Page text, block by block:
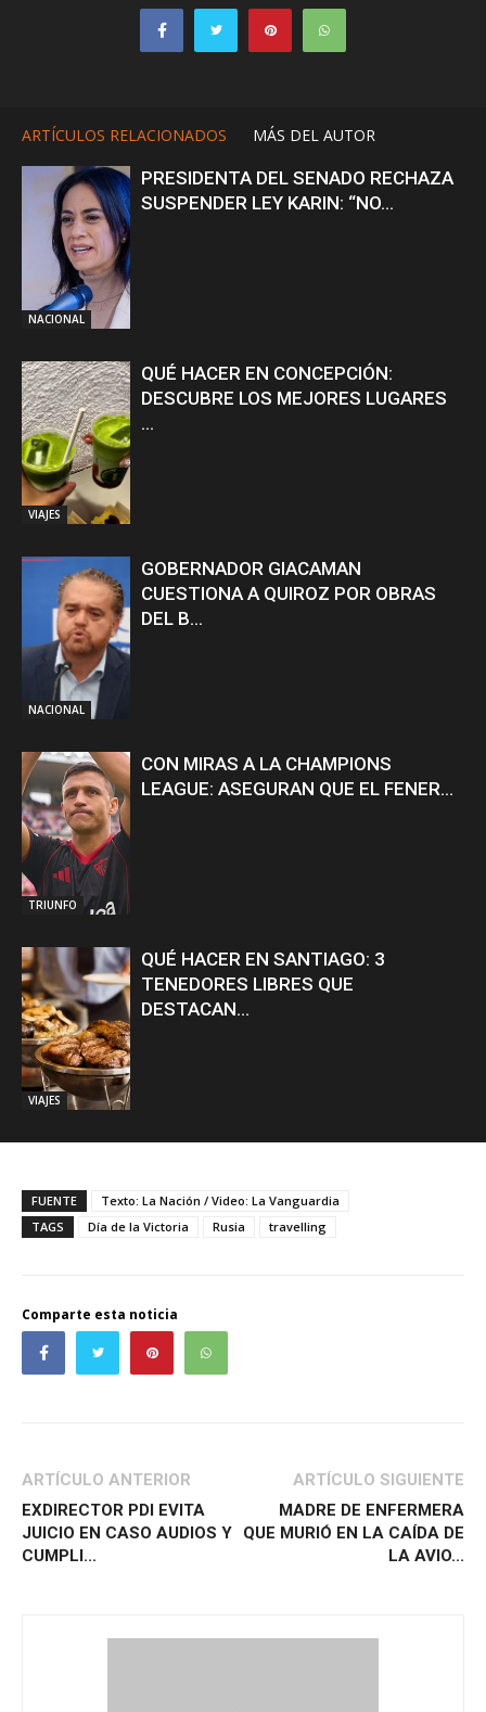
ARTÍCULOS RELACIONADOS MÁS DEL AUTOR
NACIONAL
PRESIDENTA DEL SENADO RECHAZA
SUSPENDER LEY KARIN: “NO...
VIAJES
QUÉ HACER EN CONCEPCIÓN:
DESCUBRE LOS MEJORES LUGARES
...
NACIONAL
GOBERNADOR GIACAMAN
CUESTIONA A QUIROZ POR OBRAS
DEL B...
TRIUNFO
CON MIRAS A LA CHAMPIONS
LEAGUE: ASEGURAN QUE EL FENER...
VIAJES
QUÉ HACER EN SANTIAGO: 3
TENEDORES LIBRES QUE
DESTACAN...
FUENTE
Texto: La Nación / Video: La Vanguardia
TAGS
Día de la Victoria Rusia travelling
Comparte esta noticia
ARTÍCULO ANTERIOR
EXDIRECTOR PDI EVITA
JUICIO EN CASO AUDIOS Y
CUMPLI...
ARTÍCULO SIGUIENTE
MADRE DE ENFERMERA
QUE MURIÓ EN LA CAÍDA DE
LA AVIO...